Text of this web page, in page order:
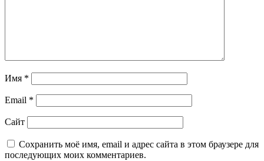
Имя *
Email *
Сайт
Сохранить моё имя, email и адрес сайта в этом браузере для
последующих моих комментариев.